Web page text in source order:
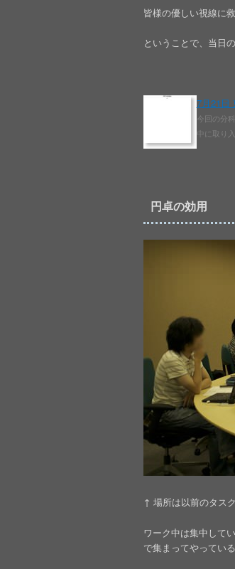
皆様の優しい視線に
ということで、当日
7月21日
今回の分
中に取り
円卓の効用
↑ 場所は以前のタス
ワーク中は集中して
で集まってやってい